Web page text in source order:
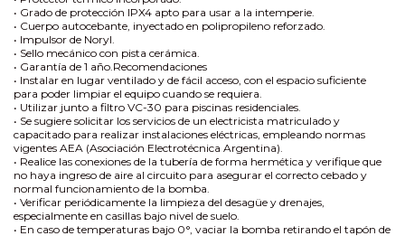
• Grado de protección IPX4 apto para usar a la intemperie.
• Cuerpo autocebante, inyectado en polipropileno reforzado.
• Impulsor de Noryl.
• Sello mecánico con pista cerámica.
• Garantía de 1 año.Recomendaciones
• Instalar en lugar ventilado y de fácil acceso, con el espacio suficiente
para poder limpiar el equipo cuando se requiera.
• Utilizar junto a filtro VC-30 para piscinas residenciales.
• Se sugiere solicitar los servicios de un electricista matriculado y
capacitado para realizar instalaciones eléctricas, empleando normas
vigentes AEA (Asociación Electrotécnica Argentina).
• Realice las conexiones de la tubería de forma hermética y verifique que
no haya ingreso de aire al circuito para asegurar el correcto cebado y
normal funcionamiento de la bomba.
• Verificar periódicamente la limpieza del desagüe y drenajes,
especialmente en casillas bajo nivel de suelo.
• En caso de temperaturas bajo 0°, vaciar la bomba retirando el tapón de